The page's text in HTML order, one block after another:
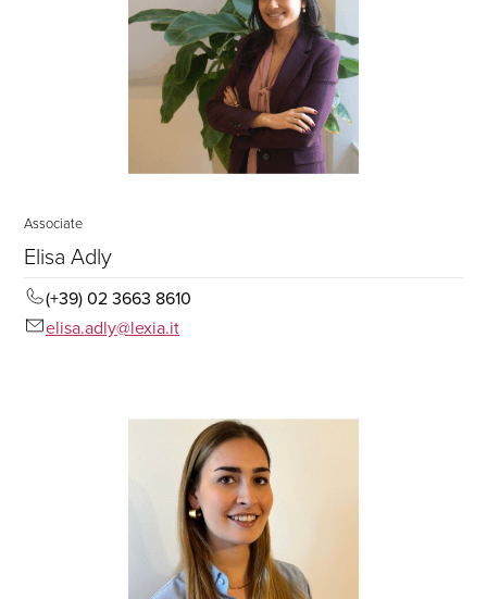
Associate
Elisa Adly
(+39) 02 3663 8610
elisa.adly@lexia.it